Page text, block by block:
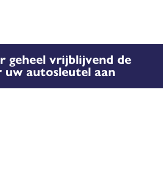
geheel vrijblijvend de
uw autosleutel aan